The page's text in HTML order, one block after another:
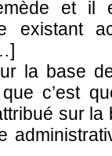
et il
existant
la base
que c’est
sur